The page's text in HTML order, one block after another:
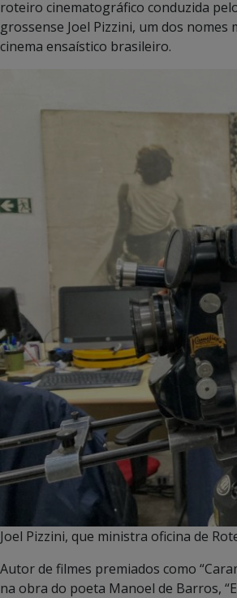
roteiro cinematográfico conduzida
grossense Joel Pizzini, um dos nomes
cinema ensaístico brasileiro.
Joel Pizzini, que ministra oficina de
Autor de filmes premiados como
na obra do poeta Manoel de Barros,